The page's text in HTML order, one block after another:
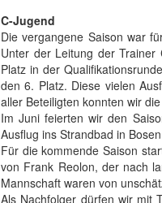
C-Jugend
Die vergangene Saison war
Unter der Leitung der
Platz in der
den 6. Platz. Diese vielen
aller Beteiligten konnten wir
Im Juni feierten wir den
Ausflug ins Strandbad in
Für die kommende Saison
von Frank Reolon, der nach
Mannschaft waren von
Als Nachfolger dürfen wir mit